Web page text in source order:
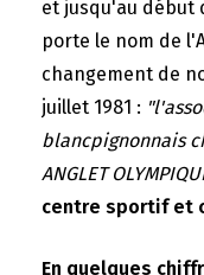
et jusqu'au début
porte le nom de
changement de
juillet 1981 :
blancpignonnais
ANGLET
centre sportif et
En quelques